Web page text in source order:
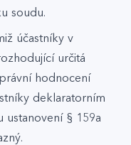
soudu.
účastníky v
určitá
hodnocení
deklaratorním
ustanovení § 159a